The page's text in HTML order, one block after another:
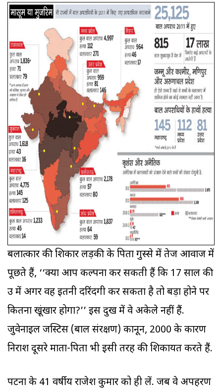
बलात्कार की शिकार लड़की के पिता गुस्से में तेज आवाज में
पूछते हैं, ‘‘क्या आप कल्पना कर सकती हैं कि 17 साल की
उम्र में अगर वह इतनी दरिंदगी कर सकता है तो बड़ा होने पर
कितना खूंखार होगा?’’ इस दुख में वे अकेले नहीं हैं.
जुवेनाइल जस्टिस (बाल संरक्षण) कानून, 2000 के कारण
निराश दूसरे माता-पिता भी इसी तरह की शिकायत करते हैं.
पटना के 41 वर्षीय राजेश कुमार को ही लें. जब वे अपहरण